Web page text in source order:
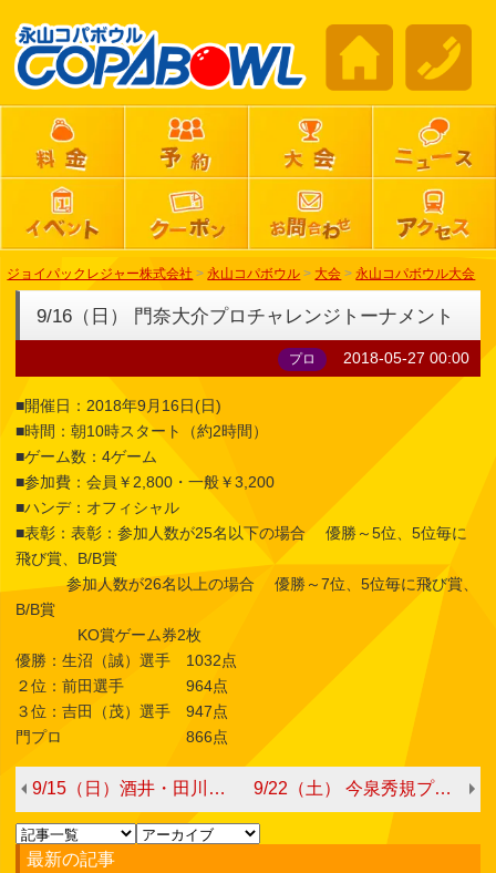
ジョイパックレジャー株式会社 > 永山コパボウル > 大会 > 永山コパボウル大会
9/16（日） 門奈大介プロチャレンジトーナメント
プロ 2018-05-27 00:00
■開催日：2018年9月16日(日)
■時間：朝10時スタート（約2時間）
■ゲーム数：4ゲーム
■参加費：会員￥2,800・一般￥3,200
■ハンデ：オフィシャル
■表彰：表彰：参加人数が25名以下の場合 優勝～5位、5位毎に
飛び賞、B/B賞
参加人数が26名以上の場合 優勝～7位、5位毎に飛び賞、
B/B賞
KO賞ゲーム券2枚
優勝：生沼（誠）選手 1032点
２位：前田選手 964点
３位：吉田（茂）選手 947点
門プロ 866点
9/15（日）酒井・田川スタッフ ダブルストーナメント 9/22（土） 今泉秀規プロチャレンジ
最新の記事